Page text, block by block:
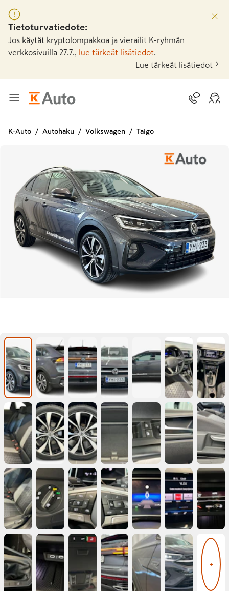
Tietoturvatiedote:
Jos käytät kryptolompakkoa ja vierailit K-ryhmän
verkkosivuilla 27.7.,
lue tärkeät lisätiedot
Lue tärkeät lisätiedot
K-Auto Autohaku Volkswagen Taigo
+